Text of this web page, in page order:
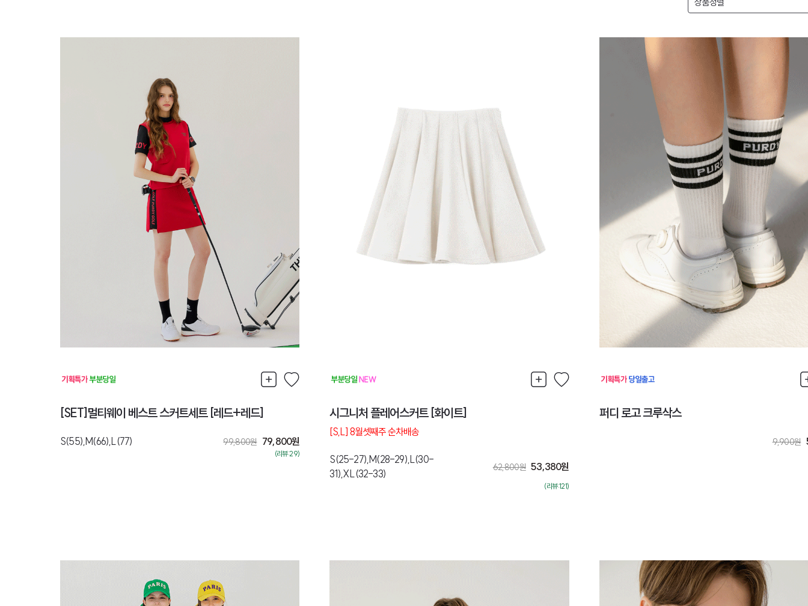
[SET]멀티웨이 베스트 스커트세트 [레드+레드]
S(55),M(66),L(77) 99,800원 79,800원
(리뷰:29)
시그니처 플레어스커트 [화이트]
[S,L] 8월셋째주 순차배송
S(25-27),M(28-29),L(30-
31),XL(32-33)
62,800원 53,380원
(리뷰:121)
퍼디 로고 크루삭스
9,900원